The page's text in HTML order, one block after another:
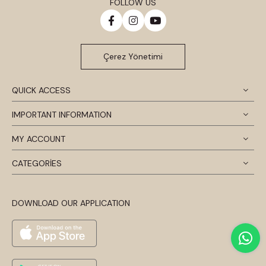
QUICK ACCESS
IMPORTANT INFORMATION
MY ACCOUNT
CATEGORİES
DOWNLOAD OUR APPLICATION
FOLLOW US
Çerez Yönetimi